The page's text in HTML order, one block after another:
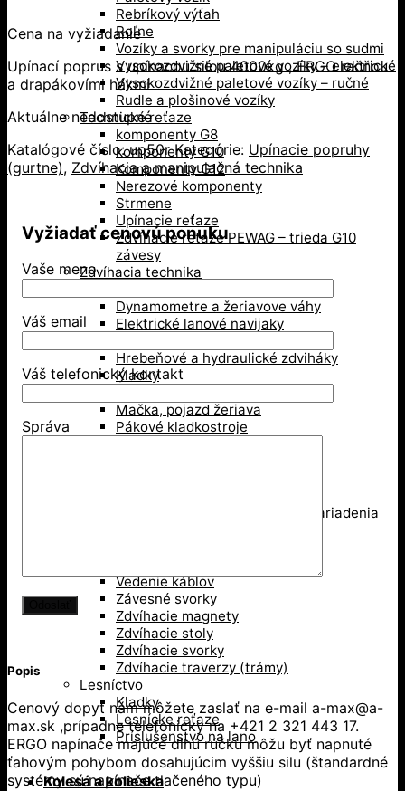
Rebríkový výťah
Roľne
Vozíky a svorky pre manipuláciu so sudmi
Vysokozdvižné paletové vozíky – elektrické
Vysokozdvižné paletové vozíky – ručné
Rudle a plošinové vozíky
Technické reťaze
komponenty G8
komponenty G10
Komponenty G12
Nerezové komponenty
Strmene
Upínacie reťaze
Zdvíhacie reťaze PEWAG – trieda G10
závesy
Zdvíhacia technika
Dynamometre a žeriavove váhy
Elektrické lanové navijaky
Hrebeňové a hydraulické zdviháky
Kladky
Mačka, pojazd žeriava
Pákové kladkostroje
Prísavky a Vakuové zdvíhacie zariadenia
Vedenie káblov
Závesné svorky
Zdvíhacie magnety
Zdvíhacie stoly
Zdvíhacie svorky
Zdvíhacie traverzy (trámy)
Lesníctvo
Kladky
Lesnícke reťaze
Príslušenstvo na lano
Kolesá a kolieska
Cena na vyžiadanie
Upínací poprus s upínacou silou 4000kg , ERGO račňou
a drapákovími hákmi
Aktuálne nedostupné
Katalógové číslo:up50r Kategórie: Upínacie popruhy
(gurtne), Zdvíhacia a manipulačná technika
Vyžiadať cenovú ponuku
Vaše meno
Váš email
Váš telefonický kontakt
Správa
Popis
Cenový dopyt nám môžete zaslať na e-mail a-max@a-
max.sk ,prípadne telefonicky na +421 2 321 443 17.
ERGO napínače majúce dlhú rúčku môžu byť napnuté
ťahovým pohybom dosahujúcim vyššiu silu (štandardné
systémy sú napínače tlačeného typu)